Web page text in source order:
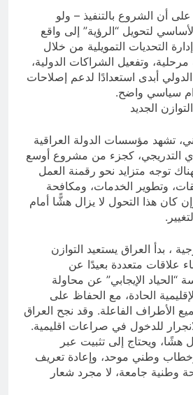
أن الشروع بالتنفيذ – ولو
لتحويل “الرؤية” إلى واقع
التحديات التمويلية من خلال
وتفعيل الشراكات الدولية،
أبدى استعدادًا لدعم إصلاحات
سياسي واضح.
الجديد
تشهد مؤسسات الدولة العراقية
التدريجي، كجزء من مشروع أوسع
توجه متزايد نحو رقمنة العمل
وتطوير الخدمات، ومكافحة
كان هذا التحول لا يزال هشًّا أمام
، بدأ العراق يستعيد التوازن
علاقات متعددة بعيدًا عن
“الحياد الإيجابي” عن محاولة
الحادة، مع الحفاظ على
الأطراف الفاعلة. وقد نجح العراق
للدخول في صراعات اقليمية.
هشًا، ويحتاج إلى تثبيت عبر
وطني موحد، وإعادة تعريف
وطنية جامعة، لا مجرد شعار